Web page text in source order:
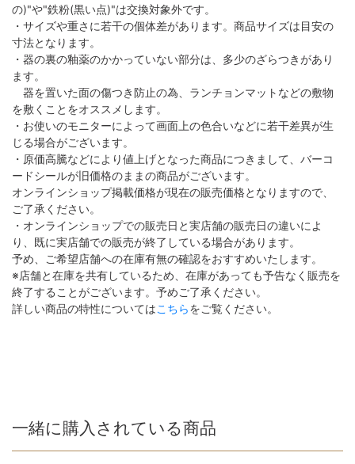
の)"や"鉄粉(黒い点)"は交換対象外です。
・サイズや重さに若干の個体差があります。商品サイズは目安の
寸法となります。
・器の裏の釉薬のかかっていない部分は、多少のざらつきがあり
ます。
器を置いた面の傷つき防止の為、ランチョンマットなどの敷物
を敷くことをオススメします。
・お使いのモニターによって画面上の色合いなどに若干差異が生
じる場合がございます。
・原価高騰などにより値上げとなった商品につきまして、バーコ
ードシールが旧価格のままの商品がございます。
オンラインショップ掲載価格が現在の販売価格となりますので、
ご了承ください。
・オンラインショップでの販売日と実店舗の販売日の違いによ
り、既に実店舗での販売が終了している場合があります。
予め、ご希望店舗への在庫有無の確認をおすすめいたします。
※店舗と在庫を共有しているため、在庫があっても予告なく販売を
終了することがございます。予めご了承ください。
詳しい商品の特性についてはこちらをご覧ください。
一緒に購入されている商品